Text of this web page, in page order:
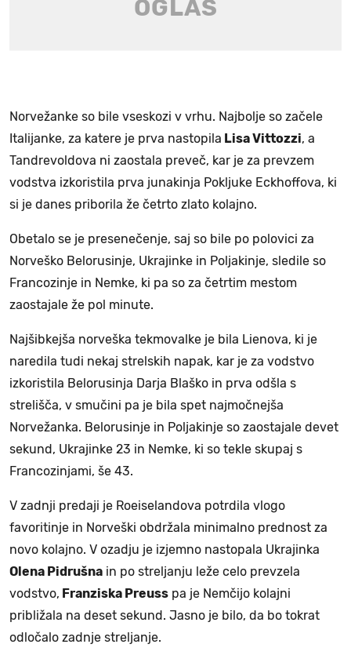
Norvežanke so bile vseskozi v vrhu. Najbolje so začele
Italijanke, za katere je prva nastopila Lisa Vittozzi, a
Tandrevoldova ni zaostala preveč, kar je za prevzem
vodstva izkoristila prva junakinja Pokljuke Eckhoffova, ki
si je danes priborila že četrto zlato kolajno.
Obetalo se je presenečenje, saj so bile po polovici za
Norveško Belorusinje, Ukrajinke in Poljakinje, sledile so
Francozinje in Nemke, ki pa so za četrtim mestom
zaostajale že pol minute.
Najšibkejša norveška tekmovalke je bila Lienova, ki je
naredila tudi nekaj strelskih napak, kar je za vodstvo
izkoristila Belorusinja Darja Blaško in prva odšla s
strelišča, v smučini pa je bila spet najmočnejša
Norvežanka. Belorusinje in Poljakinje so zaostajale devet
sekund, Ukrajinke 23 in Nemke, ki so tekle skupaj s
Francozinjami, še 43.
V zadnji predaji je Roeiselandova potrdila vlogo
favoritinje in Norveški obdržala minimalno prednost za
novo kolajno. V ozadju je izjemno nastopala Ukrajinka
Olena Pidrušna in po streljanju leže celo prevzela
vodstvo, Franziska Preuss pa je Nemčijo kolajni
približala na deset sekund. Jasno je bilo, da bo tokrat
odločalo zadnje streljanje.